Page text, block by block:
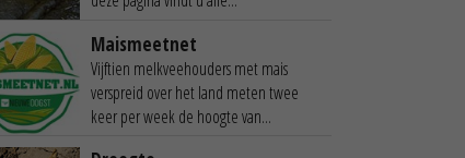
Maismeetnet
Vijftien melkveehouders met mais
verspreid over het land meten twee
keer per week de hoogte van...